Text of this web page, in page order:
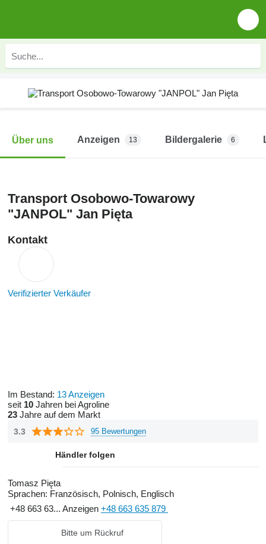
Über uns Anzeigen 13 Bildergalerie 6
Transport Osobowo-Towarowy
"JANPOL" Jan Pięta
Kontakt
Verifizierter Verkäufer
Im Bestand: 13 Anzeigen
seit 10 Jahren bei Agroline
23 Jahre auf dem Markt
3.3 95 Bewertungen
Händler folgen
Tomasz Pięta
Sprachen: Französisch, Polnisch, Englisch
+48 663 63... Anzeigen +48 663 635 879
Bitte um Rückruf